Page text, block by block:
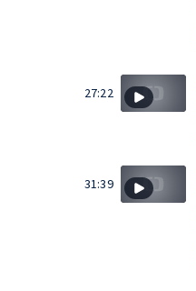
27:22
31:39